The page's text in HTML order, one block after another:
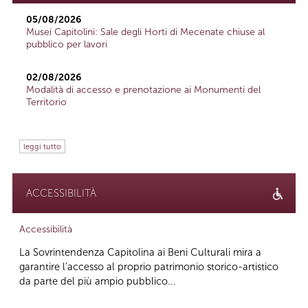
05/08/2026
Musei Capitolini: Sale degli Horti di Mecenate chiuse al
pubblico per lavori
02/08/2026
Modalità di accesso e prenotazione ai Monumenti del
Territorio
leggi tutto
ACCESSIBILITÀ
Accessibilità
La Sovrintendenza Capitolina ai Beni Culturali mira a
garantire l’accesso al proprio patrimonio storico-artistico
da parte del più ampio pubblico...